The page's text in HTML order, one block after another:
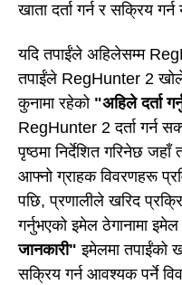
खाता दर्ता गर्न र सक्रिय
यदि तपाईंले अहिलेसम्म
तपाईंले RegHunter 2
कुनामा रहेको "अहिले दर्ता
RegHunter 2 दर्ता गर्न
पृष्ठमा निर्देशित गरिनेछ जहाँ
आफ्नो ग्राहक विवरणहरू
पछि, प्रणालीले खरिद
गर्नुभएको इमेल ठेगानामा
जानकारी" इमेलमा तपाईंको
सक्रिय गर्न आवश्यक पर्ने